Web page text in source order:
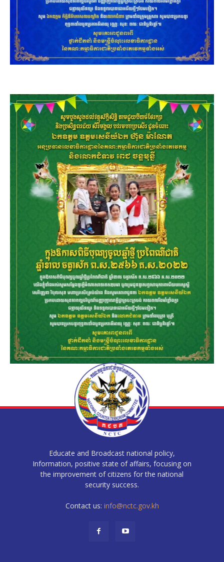
Educate and Broadcast national policy,
Information, positive state of affairs, focusing on
the improvement of citizens for the national
security success.
Contact us: info@nctc.gov.kh